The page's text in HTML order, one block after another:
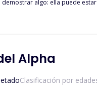
algo: ella puede
Pero se convierte en
Alpha
Clasificación por